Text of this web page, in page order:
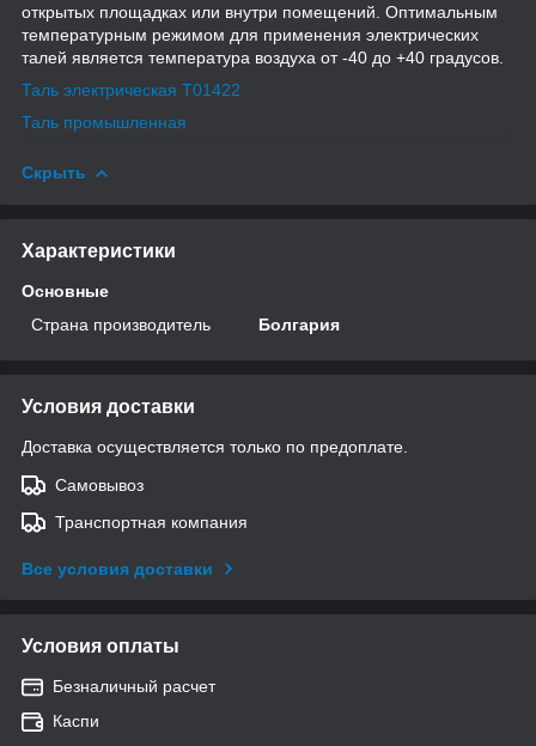
открытых площадках или внутри помещений. Оптимальным
температурным режимом для применения электрических
талей является температура воздуха от -40 до +40 градусов.
Таль электрическая Т01422
Таль промышленная
Скрыть
Характеристики
Основные
Страна производитель
Болгария
Условия доставки
Доставка осуществляется только по предоплате.
Самовывоз
Транспортная компания
Все условия доставки
Условия оплаты
Безналичный расчет
Каспи